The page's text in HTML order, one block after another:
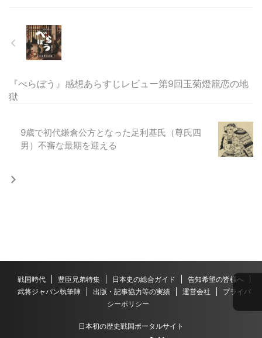
『べらぼう』感想あらすじレビュー第9回玉菊燈籠恋の地
獄
9歳で初代鎌倉公方となった足利基氏（尊氏四
男）不審な最期を迎える
戦国時代 豊臣兄弟特集 日本史の総合ガイド
告知希望の皆様へ
武将ジャパン執筆陣
出版・記事協力等の実績 運営会社
プライバ
シーポリシー
日本初の歴史戦国ポータルサイト